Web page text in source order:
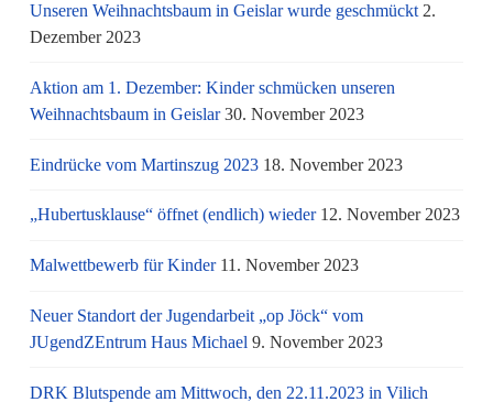
Unseren Weihnachtsbaum in Geislar wurde geschmückt 2.
Dezember 2023
Aktion am 1. Dezember: Kinder schmücken unseren
Weihnachtsbaum in Geislar 30. November 2023
Eindrücke vom Martinszug 2023 18. November 2023
„Hubertusklause“ öffnet (endlich) wieder 12. November 2023
Malwettbewerb für Kinder 11. November 2023
Neuer Standort der Jugendarbeit „op Jöck“ vom
JUgendZEntrum Haus Michael 9. November 2023
DRK Blutspende am Mittwoch, den 22.11.2023 in Vilich